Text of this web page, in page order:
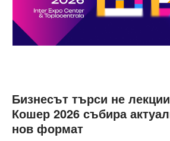
Бизнесът търси не
Кошер 2026 събира
нов формат